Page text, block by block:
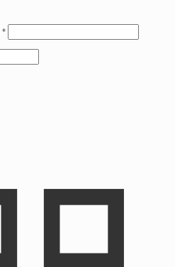
*Обязательно